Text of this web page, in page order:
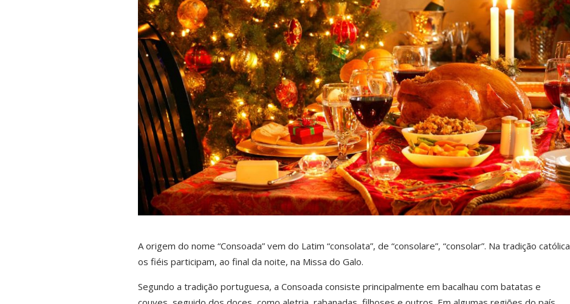
A origem do nome “Consoada” vem do Latim “consolata”, de “consolare”, “consolar”. Na tradição católica
os fiéis participam, ao final da noite, na Missa do Galo.
Segundo a tradição portuguesa, a Consoada consiste principalmente em bacalhau com batatas e